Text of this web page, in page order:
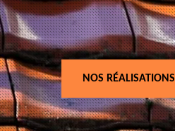
NOS RÉALISATIONS